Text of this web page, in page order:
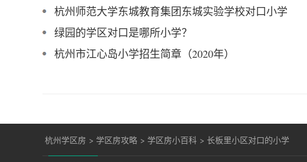
杭州师范大学东城教育集团东城实验学校对口小学
绿园的学区对口是哪所小学？
杭州市江心岛小学招生简章（2020年）
杭州学区房 > 学区房攻略 > 学区房小百科 > 长板里小区对口的小学